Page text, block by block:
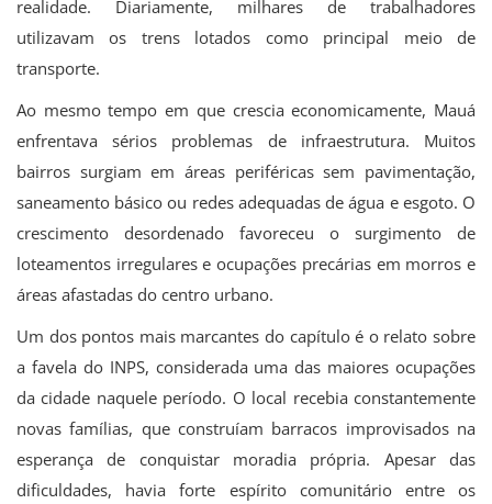
realidade. Diariamente, milhares de trabalhadores
utilizavam os trens lotados como principal meio de
transporte.
Ao mesmo tempo em que crescia economicamente, Mauá
enfrentava sérios problemas de infraestrutura. Muitos
bairros surgiam em áreas periféricas sem pavimentação,
saneamento básico ou redes adequadas de água e esgoto. O
crescimento desordenado favoreceu o surgimento de
loteamentos irregulares e ocupações precárias em morros e
áreas afastadas do centro urbano.
Um dos pontos mais marcantes do capítulo é o relato sobre
a favela do INPS, considerada uma das maiores ocupações
da cidade naquele período. O local recebia constantemente
novas famílias, que construíam barracos improvisados na
esperança de conquistar moradia própria. Apesar das
dificuldades, havia forte espírito comunitário entre os